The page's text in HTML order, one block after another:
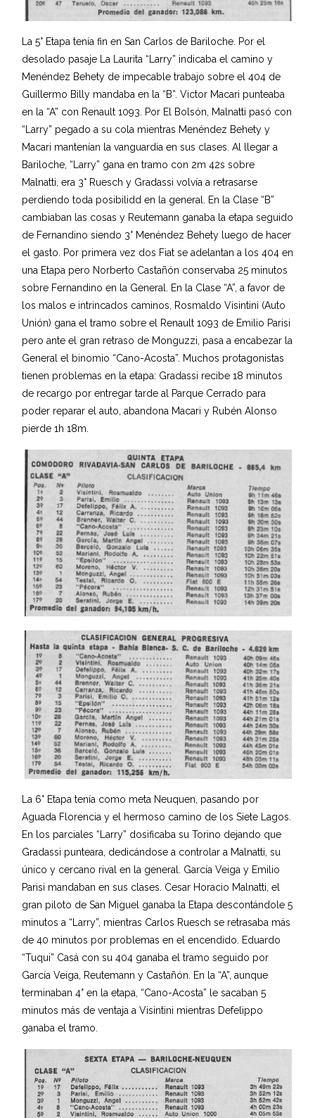
La 5° Etapa tenía fin en San Carlos de Bariloche. Por el
desolado pasaje La Laurita “Larry” indicaba el camino y
Menéndez Behety de impecable trabajo sobre el 404 de
Guillermo Billy mandaba en la “B”. Victor Macari punteaba
en la “A” con Renault 1093. Por El Bolsón, Malnatti pasó con
“Larry” pegado a su cola mientras Menéndez Behety y
Macari mantenían la vanguardia en sus clases. Al llegar a
Bariloche, “Larry” gana en tramo con 2m 42s sobre
Malnatti, era 3° Ruesch y Gradassi volvía a retrasarse
perdiendo toda posibilidd en la general. En la Clase “B”
cambiaban las cosas y Reutemann ganaba la etapa seguido
de Fernandino siendo 3° Menéndez Behety luego de hacer
el gasto. Por primera vez dos Fiat se adelantan a los 404 en
una Etapa pero Norberto Castañón conservaba 25 minutos
sobre Fernandino en la General. En la Clase “A”, a favor de
los malos e intrincados caminos, Rosmaldo Visintini (Auto
Unión) gana el tramo sobre el Renault 1093 de Emilio Parisi
pero ante el gran retraso de Monguzzi, pasa a encabezar la
General el binomio “Cano-Acosta”. Muchos protagonistas
tienen problemas en la etapa: Gradassi recibe 18 minutos
de recargo por entregar tarde al Parque Cerrado para
poder reparar el auto, abandona Macari y Rubén Alonso
pierde 1h 18m.
La 6° Etapa tenía como meta Neuquen, pasando por
Aguada Florencia y el hermoso camino de los Siete Lagos.
En los parciales “Larry” dosificaba su Torino dejando que
Gradassi punteara, dedicándose a controlar a Malnatti, su
único y cercano rival en la general. García Veiga y Emilio
Parisi mandaban en sus clases. Cesar Horacio Malnatti, el
gran piloto de San Miguel ganaba la Etapa descontándole 5
minutos a “Larry”, mientras Carlos Ruesch se retrasaba más
de 40 minutos por problemas en el encendido. Eduardo
“Tuqui” Casá con su 404 ganaba el tramo seguido por
García Veiga, Reutemann y Castañón. En la “A”, aunque
terminaban 4° en la etapa, “Cano-Acosta” le sacaban 5
minutos más de ventaja a Visintini mientras Defelippo
ganaba el tramo.